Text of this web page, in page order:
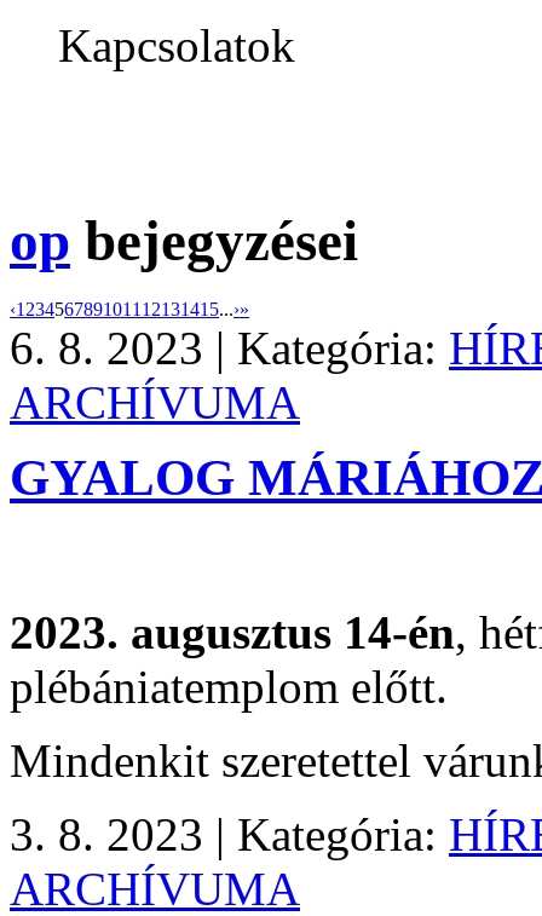
Kapcsolatok
op bejegyzései
‹1 234567891011 12131415...›»
6. 8. 2023 | Kategória:
ARCHÍVUMA
GYALOG
2023. augusztus 14-én,
plébániatemplom előtt.
Mindenkit szeretettel
3. 8. 2023 | Kategória:
ARCHÍVUMA